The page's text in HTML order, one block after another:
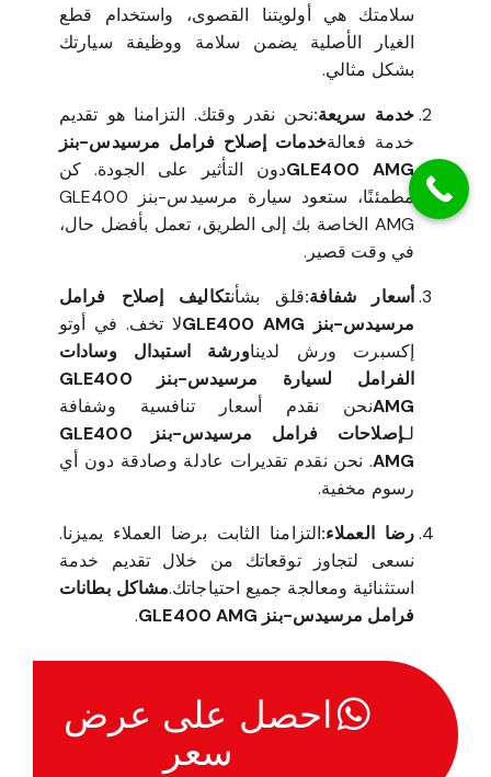
سلامتك هي أولويتنا القصوى، واستخدام قطع
الغيار الأصلية يضمن سلامة ووظيفة سيارتك
بشكل مثالي.
خدمة سريعة:نحن نقدر وقتك. التزامنا هو تقديم
خدمة فعالةخدمات إصلاح فرامل مرسيدس-بنز
GLE400 AMGدون التأثير على الجودة. كن
مطمئنًا، ستعود سيارة مرسيدس-بنز GLE400
AMG الخاصة بك إلى الطريق، تعمل بأفضل حال،
في وقت قصير.
أسعار شفافة:قلق بشأنتكاليف إصلاح فرامل
مرسيدس-بنز GLE400 AMG
لا تخف. في أوتو
إكسبرت ورش لديناورشة استبدال وسادات
الفرامل لسيارة مرسيدس-بنز GLE400
AMGنحن نقدم أسعار تنافسية وشفافة
لـ
إصلاحات فرامل مرسيدس-بنز GLE400
AMG. نحن نقدم تقديرات عادلة وصادقة دون أي
رسوم مخفية.
رضا العملاء:التزامنا الثابت برضا العملاء يميزنا.
نسعى لتجاوز توقعاتك من خلال تقديم خدمة
استثنائية ومعالجة جميع احتياجاتك.مشاكل بطانات
فرامل مرسيدس-بنز GLE400 AMG
.
احصل على عرض
سعر